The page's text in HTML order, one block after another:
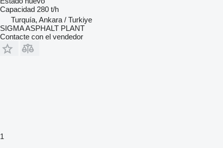
Capacidad 280 t/h
Turquía, Ankara / Turkiye
SIGMA ASPHALT PLANT
Contacte con el vendedor
1